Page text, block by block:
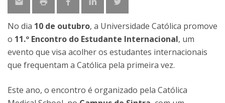
No dia 10 de outubro, a Universidade Católica promove
o 11.º Encontro do Estudante Internacional, um
evento que visa acolher os estudantes internacionais
que frequentam a Católica pela primeira vez.
Este ano, o encontro é organizado pela Católica